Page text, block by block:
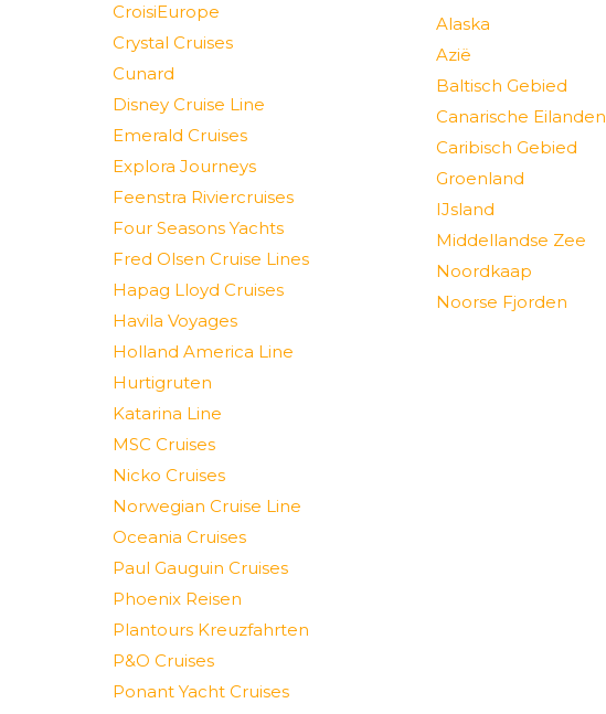
CroisiEurope
Crystal Cruises
Cunard
Disney Cruise Line
Emerald Cruises
Explora Journeys
Feenstra Riviercruises
Four Seasons Yachts
Fred Olsen Cruise Lines
Hapag Lloyd Cruises
Havila Voyages
Holland America Line
Hurtigruten
Katarina Line
MSC Cruises
Nicko Cruises
Norwegian Cruise Line
Oceania Cruises
Paul Gauguin Cruises
Phoenix Reisen
Plantours Kreuzfahrten
P&O Cruises
Ponant Yacht Cruises
Alaska
Azië
Baltisch Gebied
Canarische Eilanden
Caribisch Gebied
Groenland
IJsland
Middellandse Zee
Noordkaap
Noorse Fjorden